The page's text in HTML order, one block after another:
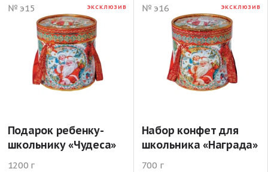
№ э15 ЭКСКЛЮЗИВ
Подарок ребенку-
школьнику «Чудеса»
1200 г
№ э16 ЭКСКЛЮЗИВ
Набор конфет для
школьника «Награда»
700 г